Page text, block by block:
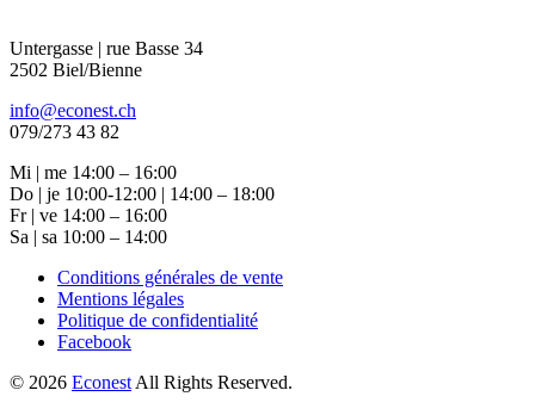
Untergasse | rue Basse 34
2502 Biel/Bienne
info@econest.ch
079/273 43 82
Mi | me 14:00 – 16:00
Do | je 10:00-12:00 | 14:00 – 18:00
Fr | ve 14:00 – 16:00
Sa | sa 10:00 – 14:00
Conditions générales de vente
Mentions légales
Politique de confidentialité
Facebook
© 2026 Econest All Rights Reserved.